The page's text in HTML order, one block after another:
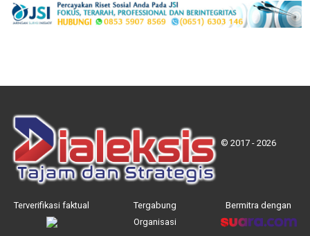
© 2017 - 2026
Terverifikasi faktual
Tergabung
Organisasi
Bermitra dengan